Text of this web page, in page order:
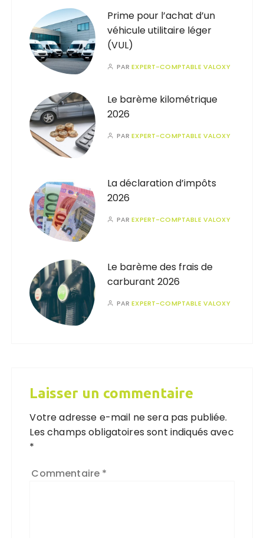
Prime pour l’achat d’un
véhicule utilitaire léger
(VUL)
PAREXPERT-COMPTABLE VALOXY
Le barème kilométrique
2026
PAREXPERT-COMPTABLE VALOXY
La déclaration d’impôts
2026
PAREXPERT-COMPTABLE VALOXY
Le barème des frais de
carburant 2026
PAREXPERT-COMPTABLE VALOXY
Laisser un commentaire
Votre adresse e-mail ne sera pas publiée.
Les champs obligatoires sont indiqués avec
*
Commentaire *